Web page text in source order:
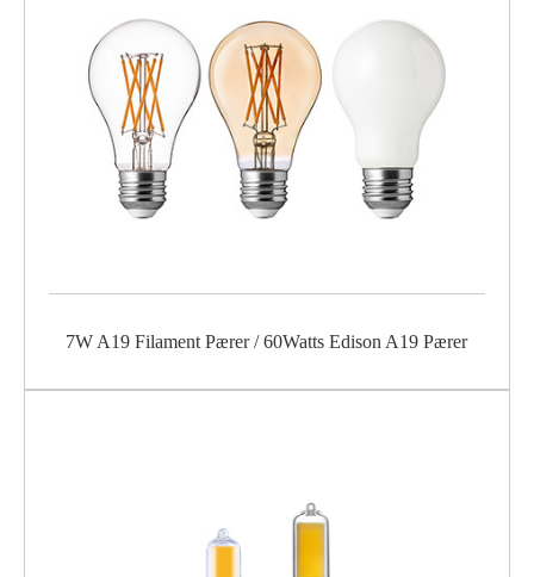
7W A19 Filament Pærer / 60Watts Edison A19 Pærer